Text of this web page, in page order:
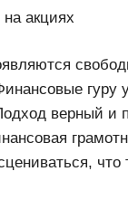
гуру
верный и